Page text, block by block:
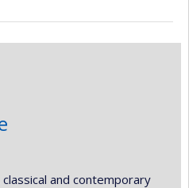
and contemporary